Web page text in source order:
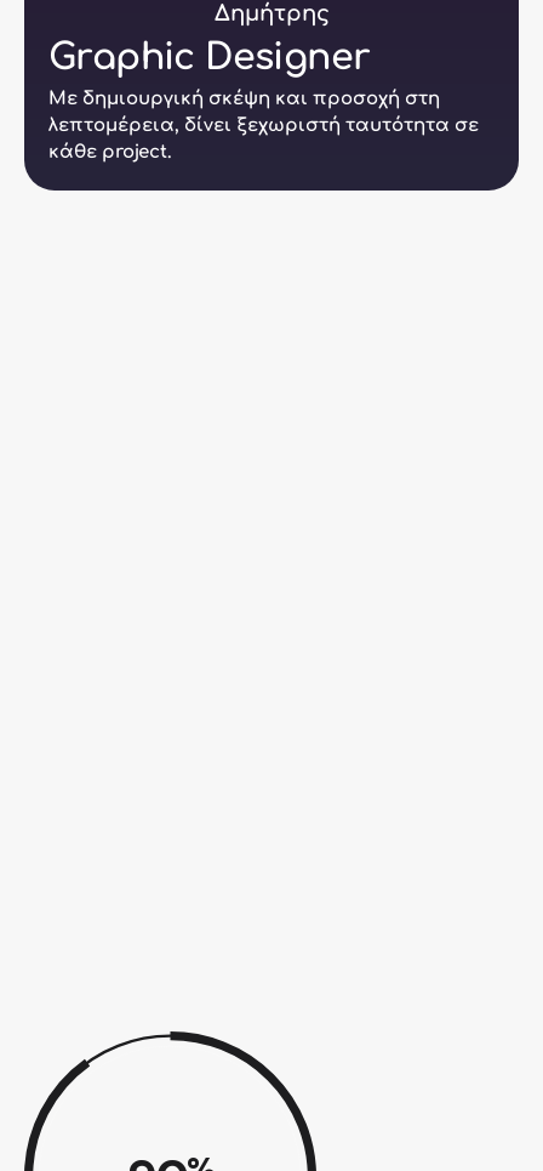
Δημήτρης
Graphic Designer
Με δημιουργική σκέψη και προσοχή στη
λεπτομέρεια, δίνει ξεχωριστή ταυτότητα σε
κάθε project.